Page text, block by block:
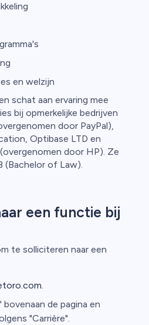
en welzijn
schat aan ervaring mee
bij opmerkelijke bedrijven
door PayPal),
Optibase LTD en
door HP). Ze
(Bachelor of Law).
een functie bij
te solliciteren naar een
bovenaan de pagina en
"Carrière".